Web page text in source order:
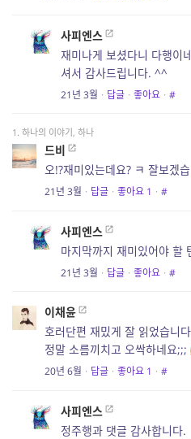
사피엔스
재미나게 보셨다니 다행이
셔서 감사드립니다. ^^
21년 3월 · 답글 · 좋아요 · #
1. 하나의 이야기, 하나
드비
오!?재미있는데요? ㅋ 잘보겠
21년 3월 · 답글 · 좋아요 1 · #
사피엔스
마지막까지 재미있어야 할
21년 3월 · 답글 · 좋아요 · #
이채윤
호러단편 재밌게 잘 읽었습니
정말 소름끼치고 오싹하네요;;;
20년 6월 · 답글 · 좋아요 1 · #
사피엔스
정주행과 댓글 감사합니다.